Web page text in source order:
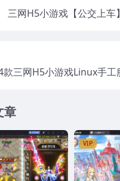
三网H5小游戏【公交上车
三网H5小游戏Linux手工
章
VIP